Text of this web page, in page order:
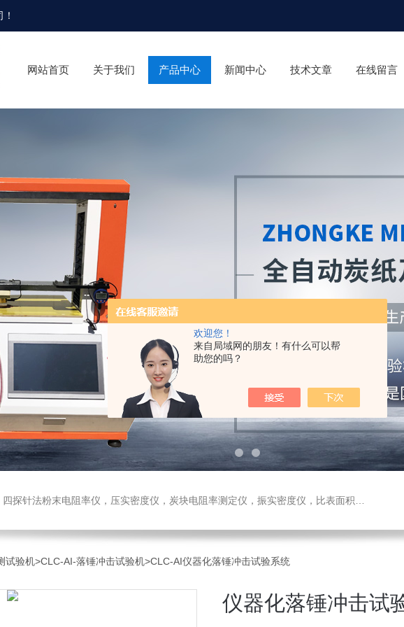
欢迎您！
来自局域网的朋友！有什么可以帮
助您的吗？
网站首页 关于我们 产品中心 新闻中心 技术文章 在线留言
阻率仪，压实密度仪，炭块电阻率测定仪，振实密度仪，比表面积测试仪，真密度仪，炭块热膨胀仪，炭块透气率仪，炭块二氧化碳反应测定仪
试验机>CLC-AI-落锤冲击试验机>CLC-AI仪器化落锤冲击试验系统
仪器化落锤冲击试